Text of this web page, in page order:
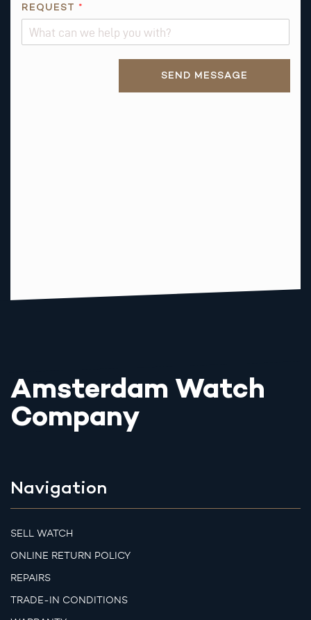
REQUEST *
SEND MESSAGE
Amsterdam Watch
Company
Navigation
SELL WATCH
ONLINE RETURN POLICY
REPAIRS
TRADE-IN CONDITIONS